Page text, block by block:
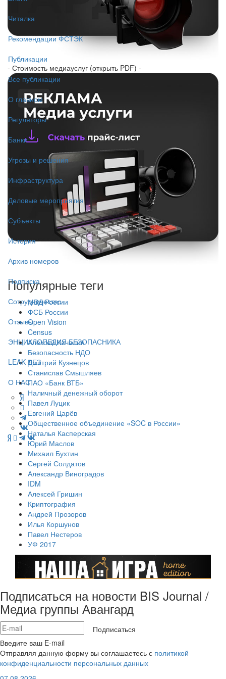
Читалка
Рекомендации ФСТЭК
Публикации
Все публикации
О главном
Регуляторы
Банки
Угрозы и решения
Инфраструктура
Деловые мероприятия
Субъекты
История
Архив номеров
Подписка
Сотрудничество
Отзывы
ЭНЦИКЛОПЕДИЯ БЕЗОПАСНИКА
LEAK-БЕЗ
О НАС
- Стоимость медиауслуг (открыть PDF) -
Популярные теги
МВД России
ФСБ России
Open Vision
Census
Алексей Качалин
Безопасность НДО
Дмитрий Кузнецов
Станислав Смышляев
ПАО «Банк ВТБ»
Наличный денежный оборот
Павел Луцик
Евгений Царёв
Общественное объединение «SOC в России»
Наталья Касперская
Юрий Маслов
Михаил Бухтин
Сергей Солдатов
Александр Виноградов
IDM
Алексей Гришин
Криптография
Андрей Прозоров
Илья Коршунов
Павел Нестеров
УФ 2017
Подписаться на новости BIS Journal /
Медиа группы Авангард
Подписаться
Введите ваш E-mail
Отправляя данную форму вы соглашаетесь с политикой
конфиденциальности персональных данных